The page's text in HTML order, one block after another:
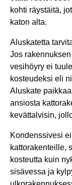
kohti räystäitä,
katon alta.
Aluskatetta
Jos
vesihöyry ei
kosteudeksi eli
Aluskate
ansiosta
kevättalvisin,
Kondenssivesi
kattorakenteille,
kosteutta kuin
sisävessa ja